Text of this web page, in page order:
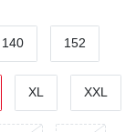
140 152
XL XXL